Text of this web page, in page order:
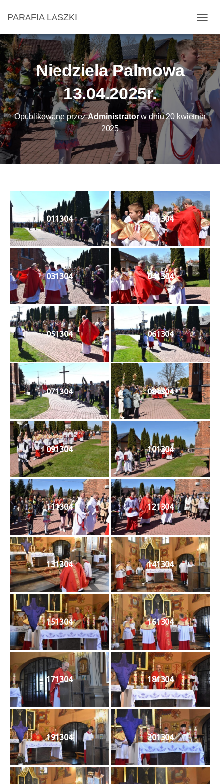
PARAFIA LASZKI
R
Z
E
Ł
Ą
C
Z
N
A
W
I
G
J
Niedziela Palmowa
13.04.2025r.
Opublikowane przezAdministratorw dniu20 kwietnia
2025
011304 021304
031304 041304
051304 061304
071304 081304
091304 101304
111304 121304
131304 141304
151304 161304
171304 181304
191304 201304